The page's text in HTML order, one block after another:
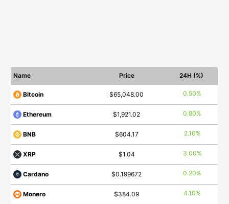
Name Price 24H (%)
Bitcoin $65,048.00 0.50%
Ethereum $1,921.02 0.80%
BNB $604.17 2.10%
XRP $1.04 3.00%
Cardano $0.199672 0.20%
Monero $384.09 4.10%